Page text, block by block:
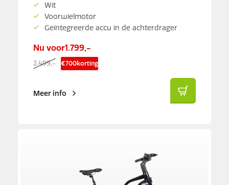
Wit
Voorwielmotor
Geïntegreerde accu in de achterdrager
Nu voor1.799,-
2.499,- €700korting
Meer info